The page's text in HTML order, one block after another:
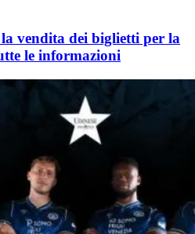
vendita dei biglietti per la
le informazioni